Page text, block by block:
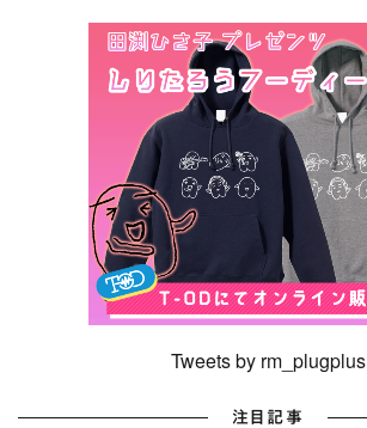
Tweets by rm_plugplus
注目記事